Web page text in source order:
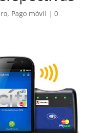
, Pago móvil | 0